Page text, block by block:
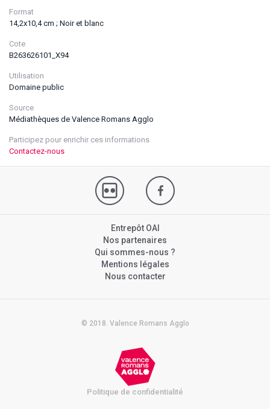
Format
14,2x10,4 cm ; Noir et blanc
Cote
B263626101_X94
Utilisation
Domaine public
Source
Médiathèques de Valence Romans Agglo
Participez pour enrichir ces informations
Contactez-nous
Entrepôt OAI
Nos partenaires
Qui sommes-nous ?
Mentions légales
Nous contacter
© 2018. Valence Romans Agglo
Politique de confidentialité